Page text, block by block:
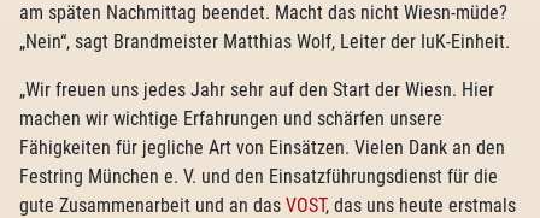
am späten Nachmittag beendet. Macht das nicht Wiesn-müde?
„Nein“, sagt Brandmeister Matthias Wolf, Leiter der IuK-Einheit.
„Wir freuen uns jedes Jahr sehr auf den Start der Wiesn. Hier
machen wir wichtige Erfahrungen und schärfen unsere
Fähigkeiten für jegliche Art von Einsätzen. Vielen Dank an den
Festring München e. V. und den Einsatzführungsdienst für die
gute Zusammenarbeit und an das VOST, das uns heute erstmals